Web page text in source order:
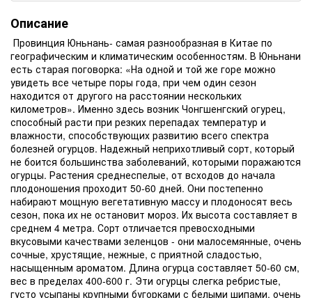
Описание
Провинция Юньнань- самая разнообразная в Китае по
географическим и климатическим особенностям. В Юньнани
есть старая поговорка: «На одной и той же горе можно
увидеть все четыре поры года, при чем один сезон
находится от другого на расстоянии нескольких
километров». Именно здесь возник Чонгшенгский огурец,
способный расти при резких перепадах температур и
влажности, способствующих развитию всего спектра
болезней огурцов. Надежный неприхотливый сорт, который
не боится большинства заболеваний, которыми поражаются
огурцы. Растения среднеспелые, от всходов до начала
плодоношения проходит 50-60 дней. Они постепенно
набирают мощную вегетативную массу и плодоносят весь
сезон, пока их не остановит мороз. Их высота составляет в
среднем 4 метра. Сорт отличается превосходными
вкусовыми качествами зеленцов - они малосемянные, очень
сочные, хрустящие, нежные, с приятной сладостью,
насыщенным ароматом. Длина огурца составляет 50-60 см,
вес в пределах 400-600 г. Эти огурцы слегка ребристые,
густо усыпаны крупными бугорками с белыми шипами, очень